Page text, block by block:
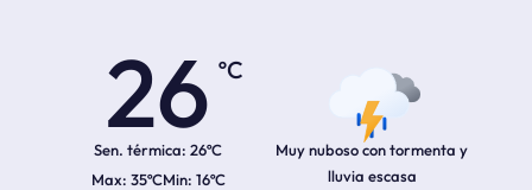
26
ºC
Sen. térmica: 26ºC
35ºC 16ºC
Muy nuboso con tormenta y
lluvia escasa